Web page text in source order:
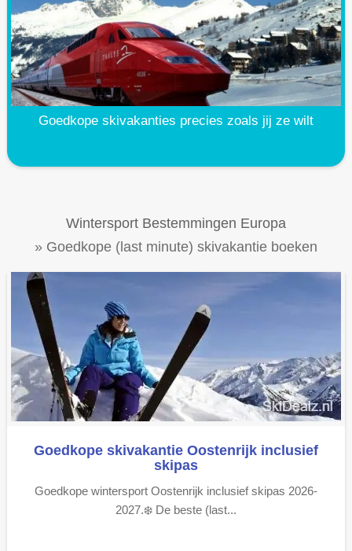
Goedkope skivakanties precies zoals jij ze wilt
Wintersport Bestemmingen Europa
» Goedkope (last minute) skivakantie boeken
Goedkope skivakantie Oostenrijk inclusief
skipas
Goedkope wintersport Oostenrijk inclusief skipas 2026-
2027.❄️ De beste (last...